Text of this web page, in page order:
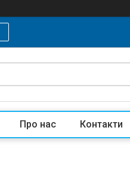
Про нас Контакти